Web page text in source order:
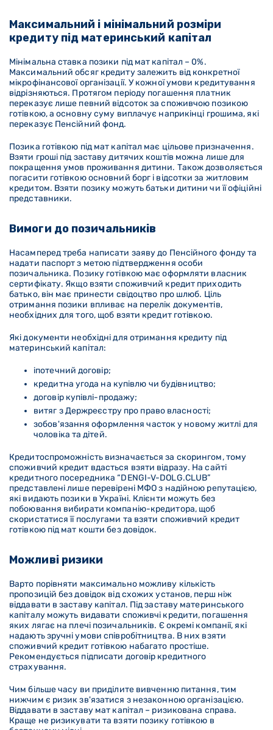
Максимальний і мінімальний розміри
кредиту під материнський капітал
Мінімальна ставка позики під мат капітал – 0%.
Максимальний обсяг кредиту залежить від конкретної
мікрофінансової організації. У кожної умови кредитування
відрізняються. Протягом періоду погашення платник
переказує лише певний відсоток за споживчою позикою
готівкою, а основну суму виплачує наприкінці грошима, які
переказує Пенсійний фонд.
Позика готівкою під мат капітал має цільове призначення.
Взяти гроші під заставу дитячих коштів можна лише для
покращення умов проживання дитини. Також дозволяється
погасити готівкою основний борг і відсотки за житловим
кредитом. Взяти позику можуть батьки дитини чи її офіційні
представники.
Вимоги до позичальників
Насамперед треба написати заяву до Пенсійного фонду та
надати паспорт з метою підтвердження особи
позичальника. Позику готівкою має оформляти власник
сертифікату. Якщо взяти споживчий кредит приходить
батько, він має принести свідоцтво про шлюб. Ціль
отримання позики впливає на перелік документів,
необхідних для того, щоб взяти кредит готівкою.
Які документи необхідні для отримання кредиту під
материнський капітал:
іпотечний договір;
кредитна угода на купівлю чи будівництво;
договір купівлі-продажу;
витяг з Держреєстру про право власності;
зобов'язання оформлення часток у новому житлі для
чоловіка та дітей.
Кредитоспроможність визначається за скорингом, тому
споживчий кредит вдасться взяти відразу. На сайті
кредитного посередника “DENGI-V-DOLG.CLUB”
представлені лише перевірені МФО з надійною репутацією,
які видають позики в Україні. Клієнти можуть без
побоювання вибирати компанію-кредитора, щоб
скористатися її послугами та взяти споживчий кредит
готівкою під мат кошти без довідок.
Можливі ризики
Варто порівняти максимально можливу кількість
пропозицій без довідок від схожих установ, перш ніж
віддавати в заставу капітал. Під заставу материнського
капіталу можуть видавати споживчі кредити, погашення
яких лягає на плечі позичальників. Є окремі компанії, які
надають зручні умови співробітництва. В них взяти
споживчий кредит готівкою набагато простіше.
Рекомендується підписати договір кредитного
страхування.
Чим більше часу ви приділите вивченню питання, тим
нижчим є ризик зв'язатися з незаконною організацією.
Віддавати в заставу мат капітал – ризикована справа.
Краще не ризикувати та взяти позику готівкою в